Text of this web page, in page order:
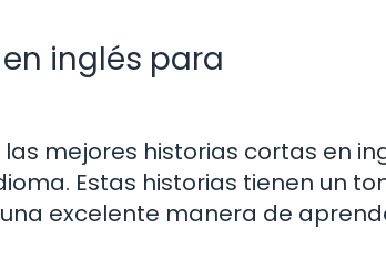
inglés para
mejores historias cortas en
Estas historias tienen un
excelente manera de